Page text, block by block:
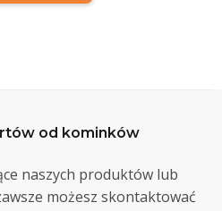
od kominków
naszych produktów lub
możesz skontaktować